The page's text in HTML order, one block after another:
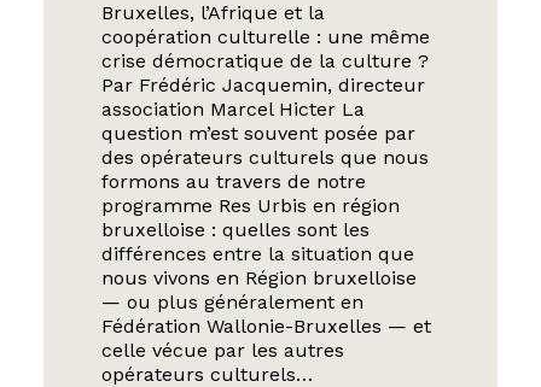
Bruxelles, l’Afrique et la
coopération culturelle : une même
crise démocratique de la culture ?
Par Frédéric Jacquemin, directeur
association Marcel Hicter La
question m’est souvent posée par
des opérateurs culturels que nous
formons au travers de notre
programme Res Urbis en région
bruxelloise : quelles sont les
différences entre la situation que
nous vivons en Région bruxelloise
— ou plus généralement en
Fédération Wallonie-Bruxelles — et
celle vécue par les autres
opérateurs culturels…